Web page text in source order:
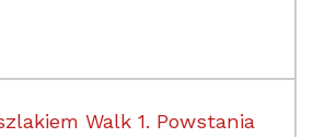
Walk 1. Powstania